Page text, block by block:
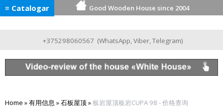
≡ Catalogar Good Wooden House since 2004
+375298060567 (WhatsApp,Viber,Telegram)
Home »有用信息 »石板屋顶»板岩屋顶板岩CUPA 98 - 价格查询